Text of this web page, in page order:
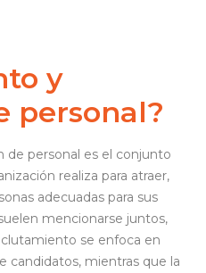
y
personal?
de personal es el conjunto
realiza para atraer,
adecuadas para sus
mencionarse juntos,
se enfoca en
candidatos, mientras que la